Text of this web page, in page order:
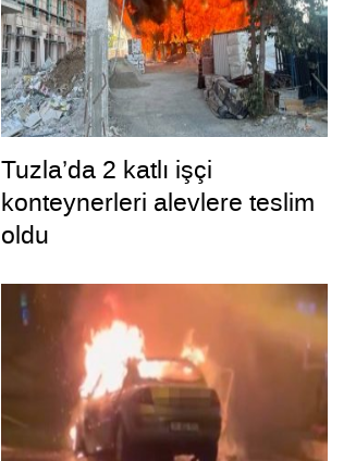
Tuzla’da 2 katlı işçi
konteynerleri alevlere teslim
oldu